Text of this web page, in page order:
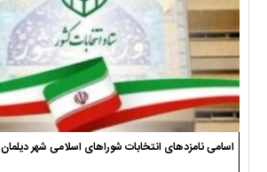
اسامی نامزدهای انتخابات شوراهای اسلامی شهر دیلمان